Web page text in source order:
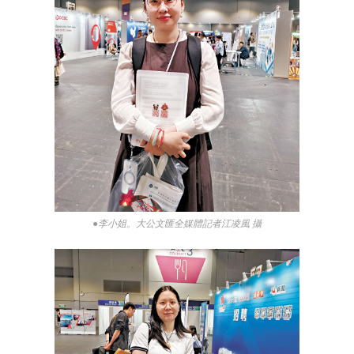
●李小姐。大公文匯全媒體記者江凌風 攝